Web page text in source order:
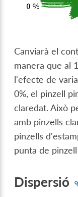
Canviarà el
manera que al
l'efecte de
0%, el pinzell
claredat. Això
amb pinzells
pinzells
punta de
Dispersió